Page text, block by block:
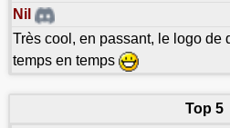
Nil
Très cool, en passant, le logo de
temps en temps
Top 5